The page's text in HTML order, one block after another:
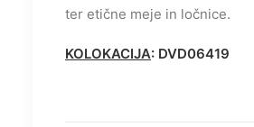
ter etične meje in ločnice.
KOLOKACIJA: DVD06419